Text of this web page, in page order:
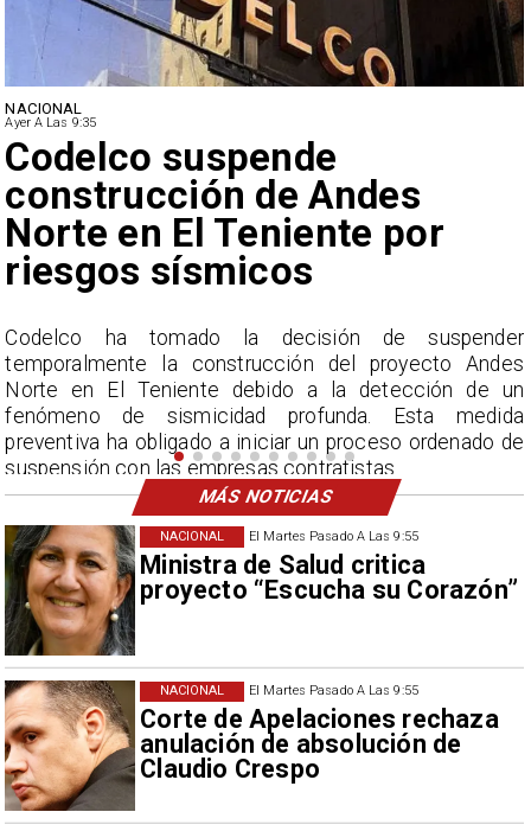
El Martes Pasado A Las 9:55
Ministra de Salud critica
proyecto “Escucha su Corazón”
NACIONAL
El Martes Pasado A Las 9:55
Corte de Apelaciones rechaza
anulación de absolución de
Claudio Crespo
NACIONAL
NACIONAL
Ayer A Las 9:35
Lluvias históricas en Chile:
ciudades alcanzan máximos
nunca vistos
La Dirección Meteorológica de Chile reporta
acumulados sin precedentes en julio y pronostica lluvias
por encima del promedio en agosto.
MÁS NOTICIAS